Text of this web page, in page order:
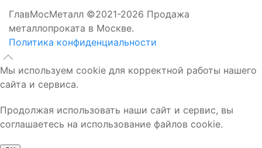
ГлавМосМеталл ©2021-2026 Продажа
металлопроката в Москве.
Политика конфиденциальности
Мы используем cookie для корректной работы нашего
сайта и сервиса.
Продолжая использовать наши сайт и сервис, вы
соглашаетесь на использование файлов cookie.